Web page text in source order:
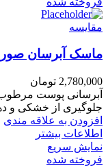
مقايسه
ماسک آبرسان
2,780,000 تومان
آبرسانی پوست
جلوگیری از خشکی و
افزودن به علاقه مندی
اطلاعات بیشتر
نمایش سریع
فروخته شده